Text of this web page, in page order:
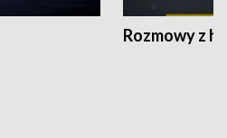
Rozmowy z